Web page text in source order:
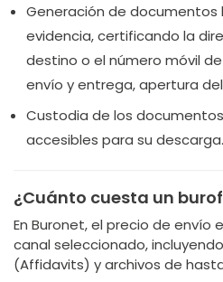
Generación de
evidencia, certificando la
destino o el número móvil
envío y entrega, apertura
Custodia de los
accesibles para su descarga.
¿Cuánto cuesta un
En Buronet, el precio de envío
canal seleccionado,
(Affidavits) y archivos de hasta